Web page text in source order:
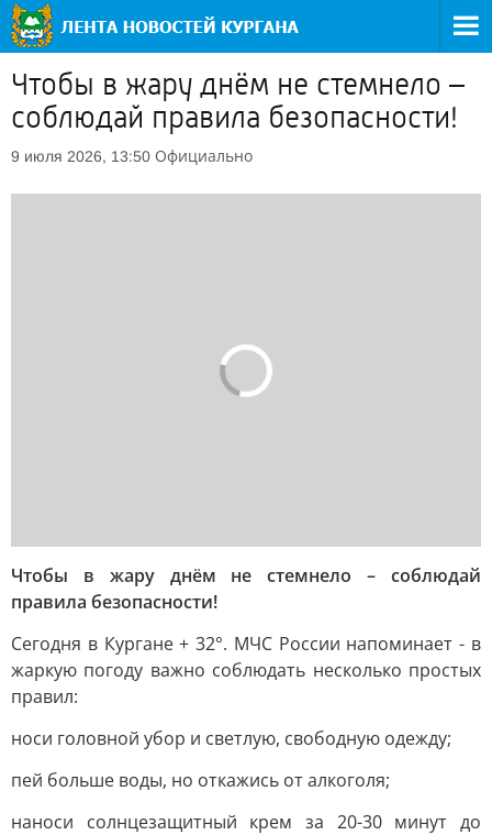
Чтобы в жару днём не стемнело –
соблюдай правила безопасности!
9 июля 2026, 13:50 Официально
Чтобы в жару днём не стемнело – соблюдай
правила безопасности!
Сегодня в Кургане + 32°. МЧС России напоминает - в
жаркую погоду важно соблюдать несколько простых
правил:
носи головной убор и светлую, свободную одежду;
пей больше воды, но откажись от алкоголя;
наноси солнцезащитный крем за 20-30 минут до